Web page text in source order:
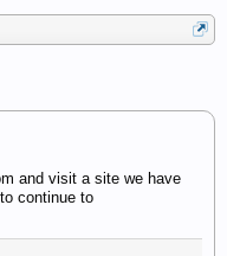
and visit a site we have
continue to